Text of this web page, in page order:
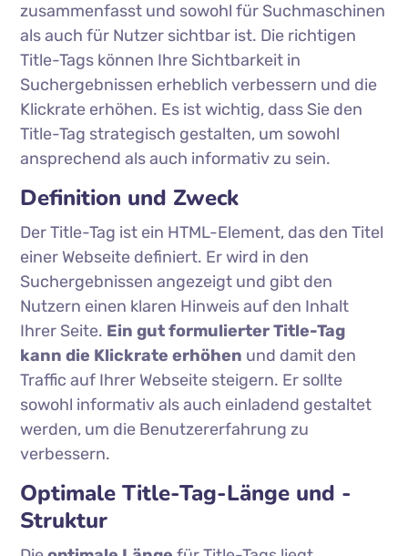
zusammenfasst und sowohl für Suchmaschinen
als auch für Nutzer sichtbar ist. Die richtigen
Title-Tags können Ihre Sichtbarkeit in
Suchergebnissen erheblich verbessern und die
Klickrate erhöhen. Es ist wichtig, dass Sie den
Title-Tag strategisch gestalten, um sowohl
ansprechend als auch informativ zu sein.
Definition und Zweck
Der Title-Tag ist ein HTML-Element, das den Titel
einer Webseite definiert. Er wird in den
Suchergebnissen angezeigt und gibt den
Nutzern einen klaren Hinweis auf den Inhalt
Ihrer Seite. Ein gut formulierter Title-Tag
kann die Klickrate erhöhen und damit den
Traffic auf Ihrer Webseite steigern. Er sollte
sowohl informativ als auch einladend gestaltet
werden, um die Benutzererfahrung zu
verbessern.
Optimale Title-Tag-Länge und -
Struktur